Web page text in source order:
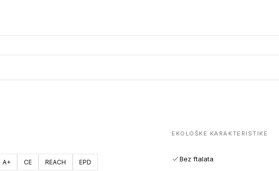
A+ CE REACH EPD
EKOLOŠKE KARAKTERISTIKE
Bez ftalata